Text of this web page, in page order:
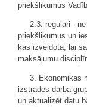
priekšlikumus
2.3. regulāri -
priekšlikumus un
kas izveidota, lai
maksājumu
3. Ekonomikas
izstrādes darba
un aktualizēt datu